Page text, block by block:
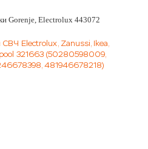
Gorenje, Electrolux 443072